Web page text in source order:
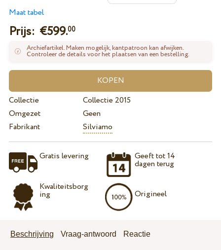
Maat tabel
Prijs: €599.00
Archiefartikel. Maken mogelijk, kantpatroon kan afwijken.
Controleer de details voor het plaatsen van een bestelling.
Collectie
Collectie 2015
Omgezet
Geen
Fabrikant
Silviamo
Gratis levering
Kwaliteitsborg
ing
Geeft tot 14
dagen terug
Origineel
Beschrijving Vraag-antwoord Reactie